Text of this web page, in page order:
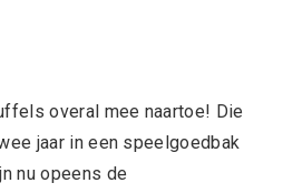
overal mee naartoe! Die
jaar in een speelgoedbak
nu opeens de